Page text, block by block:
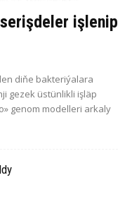
işlenip
diňe bakteriýalara
gezek üstünlikli işläp
genom modelleri arkaly